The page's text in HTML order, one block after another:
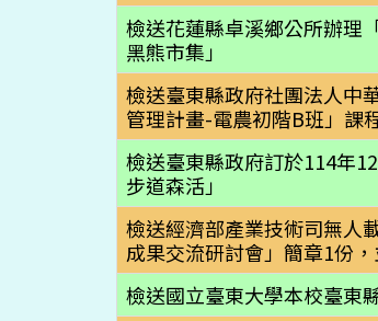
檢送花蓮縣卓溪鄉公所辦理
黑熊市集」
檢送臺東縣政府社團法人中
管理計畫-電農初階B班」課
檢送臺東縣政府訂於114年
步道森活」
檢送經濟部產業技術司無人
成果交流研討會」簡章1份
檢送國立臺東大學本校臺東